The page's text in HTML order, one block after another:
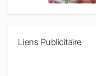
Liens Publicitaire